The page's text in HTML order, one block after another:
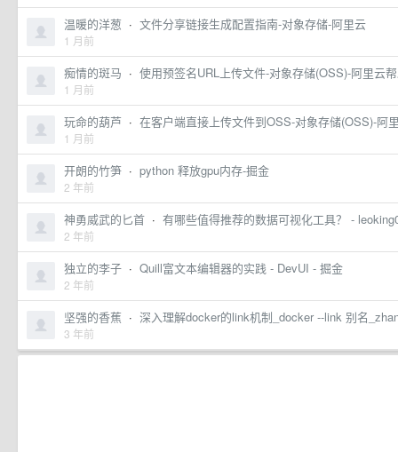
温暖的洋葱 · 文件分享链接生成配置指南-对象存储-阿里云
1 月前
痴情的斑马 · 使用预签名URL上传文件-对象存储(OSS)-阿里云
1 月前
玩命的葫芦 · 在客户端直接上传文件到OSS-对象存储(OSS)-阿
1 月前
开朗的竹笋 · python 释放gpu内存-掘金
2 年前
神勇威武的匕首 · 有哪些值得推荐的数据可视化工具？ -
2 年前
独立的李子 · Quill富文本编辑器的实践 - DevUI - 掘金
2 年前
坚强的香蕉 · 深入理解docker的link机制_docker --link 别名
3 年前